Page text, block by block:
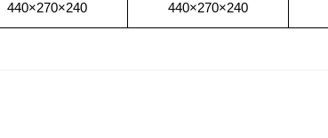
440×270×240 440×270×240